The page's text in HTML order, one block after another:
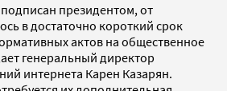
президентом, от
в достаточно короткий срок
актов на общественное
генеральный директор
интернета Карен Казарян.